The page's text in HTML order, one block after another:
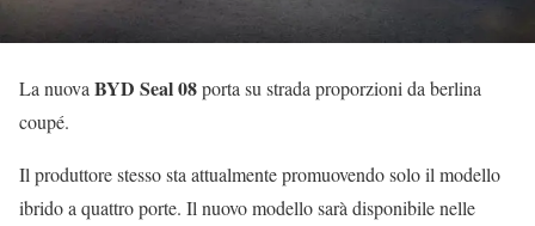
La nuova BYD Seal 08porta su strada proporzioni da berlina
coupé.
Il produttore stesso sta attualmente promuovendo solo il modello
ibrido a quattro porte. Il nuovo modello sarà disponibile nelle